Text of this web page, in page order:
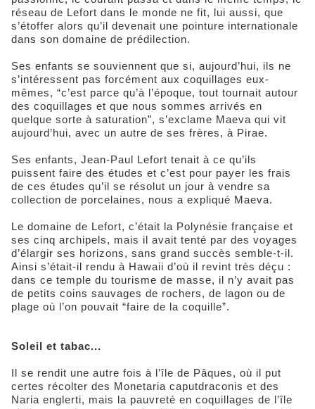
réseau de Lefort dans le monde ne fit, lui aussi, que
s’étoffer alors qu’il devenait une pointure internationale
dans son domaine de prédilection.
Ses enfants se souviennent que si, aujourd’hui, ils ne
s’intéressent pas forcément aux coquillages eux-
mêmes, “c’est parce qu’à l’époque, tout tournait autour
des coquillages et que nous sommes arrivés en
quelque sorte à saturation”, s’exclame Maeva qui vit
aujourd’hui, avec un autre de ses frères, à Pirae.
Ses enfants, Jean-Paul Lefort tenait à ce qu’ils
puissent faire des études et c’est pour payer les frais
de ces études qu’il se résolut un jour à vendre sa
collection de porcelaines, nous a expliqué Maeva.
Le domaine de Lefort, c’était la Polynésie française et
ses cinq archipels, mais il avait tenté par des voyages
d’élargir ses horizons, sans grand succès semble-t-il.
Ainsi s’était-il rendu à Hawaii d’où il revint très déçu :
dans ce temple du tourisme de masse, il n’y avait pas
de petits coins sauvages de rochers, de lagon ou de
plage où l’on pouvait “faire de la coquille”.
Soleil et tabac...
Il se rendit une autre fois à l’île de Pâques, où il put
certes récolter des Monetaria caputdraconis et des
Naria englerti, mais la pauvreté en coquillages de l’île